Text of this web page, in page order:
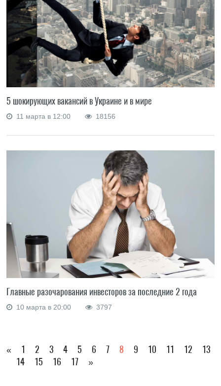
5 шокирующих вакансий в Украине и в мире
11 марта в 12:00 18156
Главные разочарования инвесторов за последние 2 года
10 марта в 20:00 3797
« 1 2 3 4 5 6 7 8 9 10 11 12
13
14
15 16 17 »